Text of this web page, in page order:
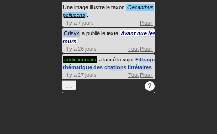
Une image illustre le taxon Oecanthus
pellucens
Il y a 7 jours
Plus+
Crisyx a publié le texte Avant que les
murs
Il y a 26 jours
Tout Plus+
addictionnaire a lancé le sujet Filtrage
thématique des citations littéraires
Il y a 27 jours
Tout Plus+
?